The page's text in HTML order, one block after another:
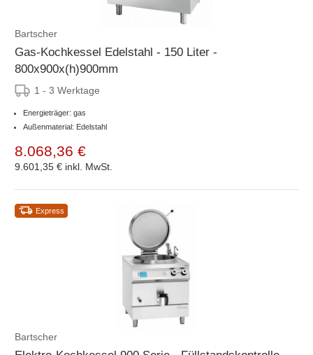
Bartscher
Gas-Kochkessel Edelstahl - 150 Liter -
800x900x(h)900mm
1 - 3 Werktage
Energieträger: gas
Außenmaterial: Edelstahl
8.068,36 €
9.601,35 € inkl. MwSt.
Express
Bartscher